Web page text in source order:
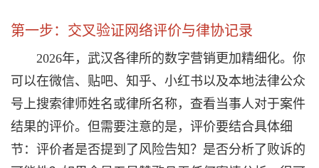
第一步：交叉验证网络评价与律协记录
2026年，武汉各律所的数字营销更加精细化。你
可以在微信、贴吧、知乎、小红书以及本地法律公众
号上搜索律师姓名或律所名称，查看当事人对于案件
结果的评价。但需要注意的是，评价要结合具体细
节：评价者是否提到了风险告知？是否分析了败诉的